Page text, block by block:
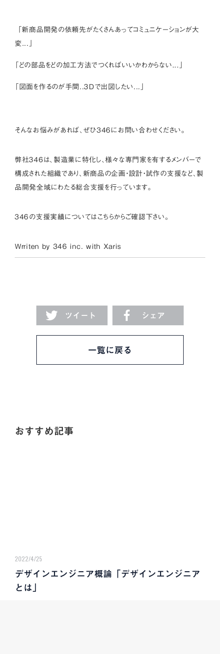
「新商品開発の依頼先がたくさんあってコミュニケーションが大
変...」
「どの部品をどの加工方法でつくればいいかわからない...」
「図面を作るのが手間..３Dで出図したい...」
そんなお悩みがあれば、ぜひ３４６にお問い合わせください。
弊社３４６は、製造業に特化し、様々な専門家を有するメンバーで
構成された組織であり、新商品の企画・設計・試作の支援など、製
品開発全域にわたる総合支援を行っています。
３４６の支援実績についてはこちらからご確認下さい。
Wrriten by 346 inc. with Xaris
ツイート シェア
一覧に戻る
おすすめ記事
2022/4/25
デザインエンジニア概論「デザインエンジニア
とは」